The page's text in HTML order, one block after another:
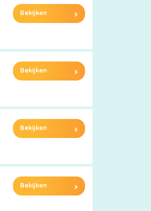
Bekijken
Bekijken
Bekijken
Bekijken